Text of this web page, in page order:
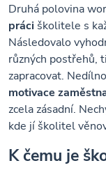
Druhá polovina
práci školitele s
Následovalo
různých postřehů,
zapracovat.
motivace
zcela zásadní.
kde jí školitel
K čemu je